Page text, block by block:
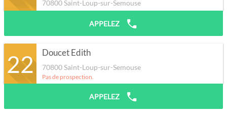
70800Saint-Loup-sur-Semouse
APPELEZ
22 Doucet Edith
70800Saint-Loup-sur-Semouse
Pas de prospection.
APPELEZ